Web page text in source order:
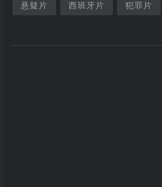
悬疑片 西班牙片 犯罪片